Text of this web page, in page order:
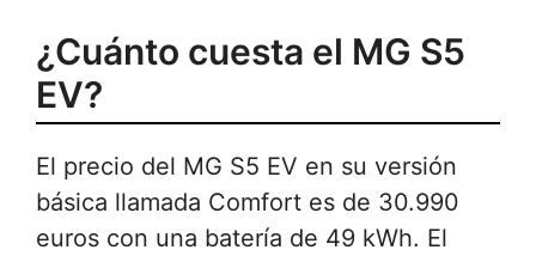
¿Cuánto cuesta el MG S5
EV?
El precio del MG S5 EV en su versión
básica llamada Comfort es de 30.990
euros con una batería de 49 kWh. El